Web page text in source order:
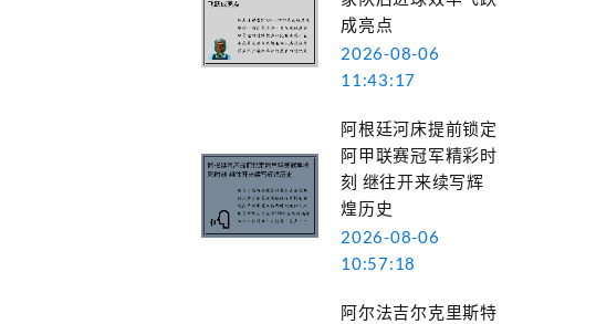
成亮点
2026-08-06
11:43:17
阿根廷河床提前锁定
阿甲联赛冠军精彩时
刻 继往开来续写辉
煌历史
2026-08-06
10:57:18
阿尔法吉尔克里斯特